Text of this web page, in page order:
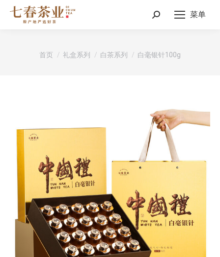
菜单
Search:
您在这里：
首页 礼盒系列 白茶系列 白毫银针100g